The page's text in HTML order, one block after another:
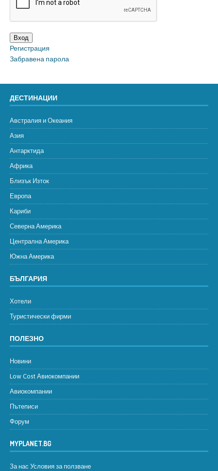
Вход
Регистрация
Забравена парола
ДЕСТИНАЦИИ
Австралия и Океания
Азия
Антарктида
Африка
Близък Изток
Европа
Кариби
Северна Америка
Централна Америка
Южна Америка
БЪЛГАРИЯ
Хотели
Туристически фирми
ПОЛЕЗНО
Новини
Low Cost Авиокомпании
Авиокомпании
Пътеписи
Форум
MYPLANET.BG
За нас Условия за ползване